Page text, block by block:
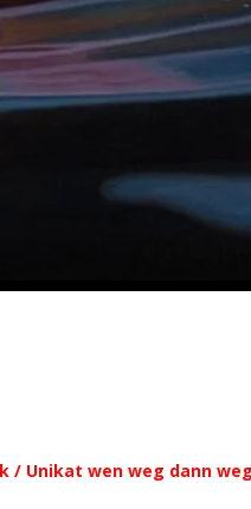
/ Unikat wen weg dann